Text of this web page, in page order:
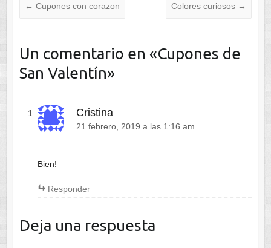
← Cupones con corazon Colores curiosos →
Un comentario en «Cupones de
San Valentín»
Cristina
21 febrero, 2019 a las 1:16 am
Bien!
Responder
Deja una respuesta